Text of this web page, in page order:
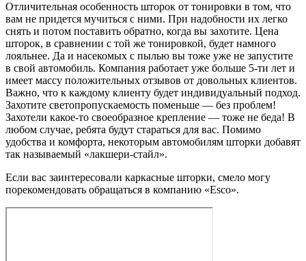
Отличительная особенность шторок от тонировки в том, что
вам не придется мучиться с ними. При надобности их легко
снять и потом поставить обратно, когда вы захотите. Цена
шторок, в сравнении с той же тонировкой, будет намного
лояльнее. Да и насекомых с пылью вы тоже уже не запустите
в свой автомобиль. Компания работает уже больше 5-ти лет и
имеет массу положительных отзывов от довольных клиентов.
Важно, что к каждому клиенту будет индивидуальный подход.
Захотите светопропускаемость поменьше — без проблем!
Захотели какое-то своеобразное крепление — тоже не беда! В
любом случае, ребята будут стараться для вас. Помимо
удобства и комфорта, некоторым автомобилям шторки добавят
так называемый «лакшери-стайл».
Если вас заинтересовали каркасные шторки, смело могу
порекомендовать обращаться в компанию «Esco».